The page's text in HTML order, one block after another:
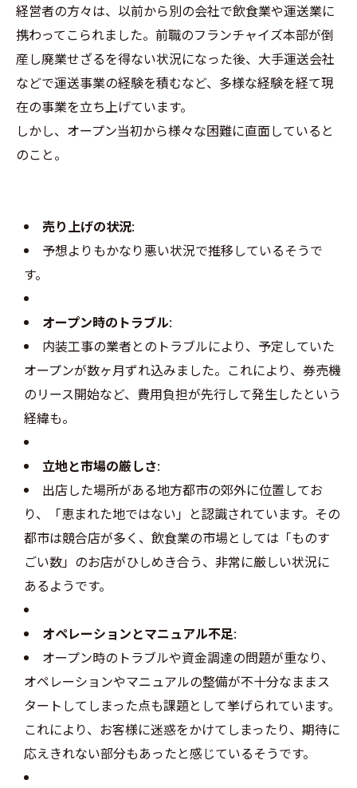
経営者の方々は、以前から別の会社で飲食業や運送業に
携わってこられました。前職のフランチャイズ本部が倒
産し廃業せざるを得ない状況になった後、大手運送会社
などで運送事業の経験を積むなど、多様な経験を経て現
在の事業を立ち上げています。
しかし、オープン当初から様々な困難に直面していると
のこと。
売り上げの状況:
予想よりもかなり悪い状況で推移しているそうで
す。
オープン時のトラブル:
内装工事の業者とのトラブルにより、予定していた
オープンが数ヶ月ずれ込みました。これにより、券売機
のリース開始など、費用負担が先行して発生したという
経緯も。
立地と市場の厳しさ:
出店した場所がある地方都市の郊外に位置してお
り、「恵まれた地ではない」と認識されています。その
都市は競合店が多く、飲食業の市場としては「ものす
ごい数」のお店がひしめき合う、非常に厳しい状況に
あるようです。
オペレーションとマニュアル不足:
オープン時のトラブルや資金調達の問題が重なり、
オペレーションやマニュアルの整備が不十分なままス
タートしてしまった点も課題として挙げられています。
これにより、お客様に迷惑をかけてしまったり、期待に
応えきれない部分もあったと感じているそうです。